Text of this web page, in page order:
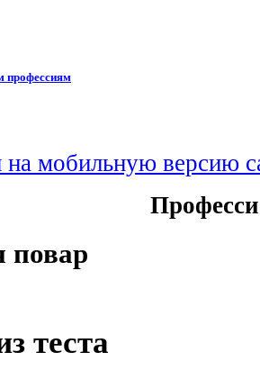
профессиям
мобильную версию
повар
теста